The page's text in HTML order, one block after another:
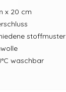
x 20 cm
stoffmuster
waschbar